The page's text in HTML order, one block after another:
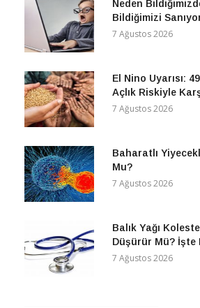
Neden
Bildiğimizi
7 Ağustos 2026
El Nino Uyarısı:
Açlık Riskiyle
7 Ağustos 2026
Baharatlı
Mu?
7 Ağustos 2026
Balık Yağı
Düşürür Mü? İşte
7 Ağustos 2026